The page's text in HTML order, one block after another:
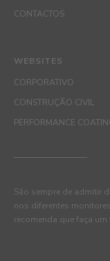
CONTACTOS
WEBSITES
CORPORATIVO
CONSTRUÇÃO CIVIL
PERFORMANCE
São sempre de admitir
nos diferentes
recomenda que faça